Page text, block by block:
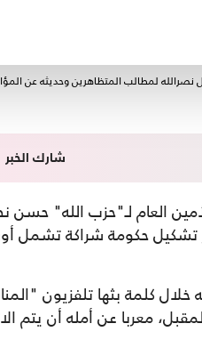
نصرالله لمطالب المتظاهرين وحديثه عن
شارك الخبر
العام لـ"حزب الله" حسن
تشكيل حكومة شراكة تشمل
خلال كلمة بثها تلفزيون
معربا عن أمله أن